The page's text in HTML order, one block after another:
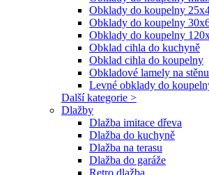
Obklady do koupelny
Obklady do koupelny
Obklady do koupelny
Obklad cihla do kuchyně
Obklad cihla do koupelny
Obkladové lamely na stěnu
Levné obklady do
Další kategorie >
Dlažby
Dlažba imitace dřeva
Dlažba do kuchyně
Dlažba na terasu
Dlažba do garáže